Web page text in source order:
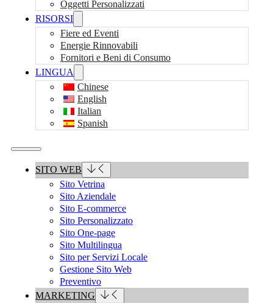
Oggetti Personalizzati
RISORSI
Fiere ed Eventi
Energie Rinnovabili
Fornitori e Beni di Consumo
LINGUA
Chinese
English
Italian
Spanish
SITO WEB
Sito Vetrina
Sito Aziendale
Sito E-commerce
Sito Personalizzato
Sito One-page
Sito Multilingua
Sito per Servizi Locale
Gestione Sito Web
Preventivo
MARKETING